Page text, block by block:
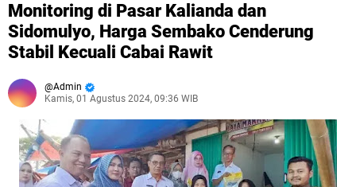
Monitoring di Pasar Kalianda dan
Sidomulyo, Harga Sembako Cenderung
Stabil Kecuali Cabai Rawit
Admin
Kamis, 01 Agustus 2024, 09:36 WIB